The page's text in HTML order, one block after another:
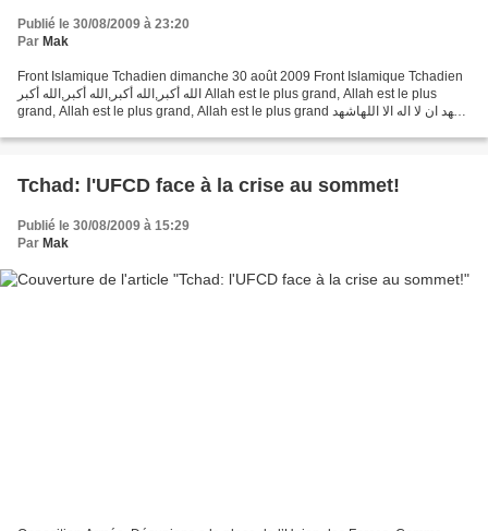
Publié le 30/08/2009 à 23:20
Par Mak
Front Islamique Tchadien dimanche 30 août 2009 Front Islamique Tchadien
الله أكبر,الله أكبر,الله أكبر,الله أكبر Allah est le plus grand, Allah est le plus
grand, Allah est le plus grand, Allah est le plus grand اشهد ان لا اله الا اللهاشهد
Tchad: l'UFCD face à la crise au sommet!
Publié le 30/08/2009 à 15:29
Par Mak